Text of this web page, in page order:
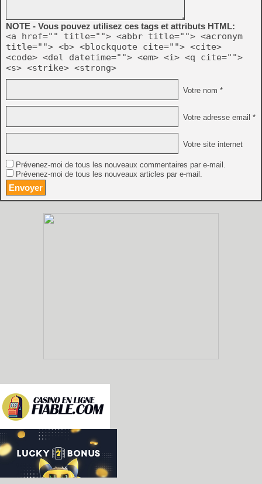
NOTE - Vous pouvez utilisez ces tags et attributs HTML:
<a href="" title=""> <abbr title=""> <acronym
title=""> <b> <blockquote cite=""> <cite>
<code> <del datetime=""> <em> <i> <q cite="">
<s> <strike> <strong>
Votre nom *
Votre adresse email *
Votre site internet
Prévenez-moi de tous les nouveaux commentaires par e-mail.
Prévenez-moi de tous les nouveaux articles par e-mail.